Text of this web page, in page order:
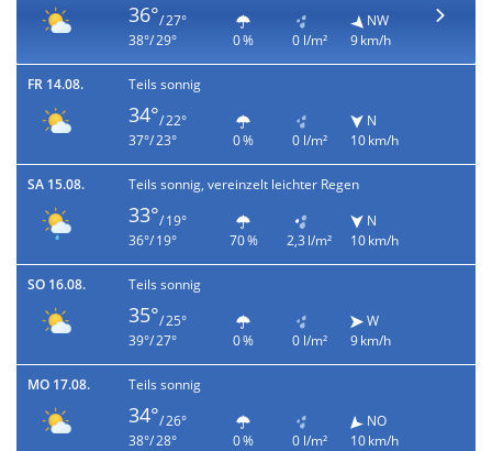
36°/ 27°
38°/ 29°
0 % 0 l/m²
NW
9 km/h
FR 14.08. Teils sonnig
34°/ 22°
37°/ 23°
0 % 0 l/m²
N
10 km/h
SA 15.08. Teils sonnig, vereinzelt leichter Regen
33°/ 19°
36°/ 19°
70 % 2,3 l/m²
N
10 km/h
SO 16.08. Teils sonnig
35°/ 25°
39°/ 27°
0 % 0 l/m²
W
9 km/h
MO 17.08. Teils sonnig
34°/ 26°
38°/ 28°
0 % 0 l/m²
NO
10 km/h